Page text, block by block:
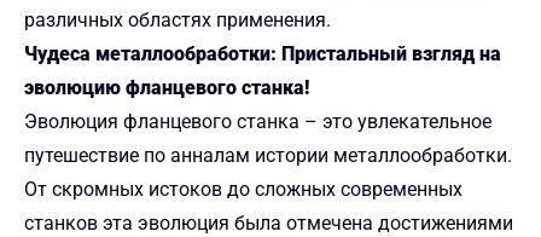
различных областях применения.
Чудеса металлообработки: Пристальный взгляд на
эволюцию фланцевого станка!
Эволюция фланцевого станка – это увлекательное
путешествие по анналам истории металлообработки.
От скромных истоков до сложных современных
станков эта эволюция была отмечена достижениями